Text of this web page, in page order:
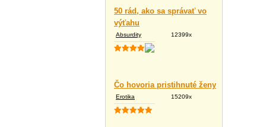
50 rád, ako sa správať vo
výťahu
Absurdity 12399x
Čo hovoria pristihnuté ženy
Erotika 15209x